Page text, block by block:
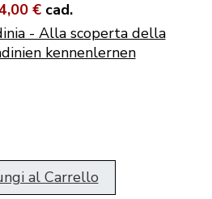
€ cad.
- Alla scoperta della
kennenlernen
al Carrello